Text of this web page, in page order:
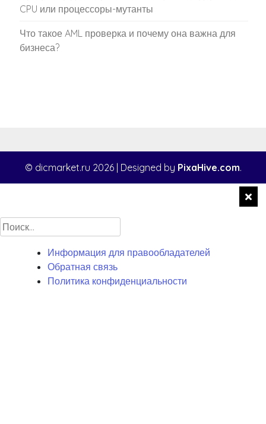
CPU или процессоры-мутанты
Что такое AML проверка и почему она важна для
бизнеса?
© dicmarket.ru 2026 Designed by PixaHive.com.
Найти:
Информация для правообладателей
Обратная связь
Политика конфиденциальности